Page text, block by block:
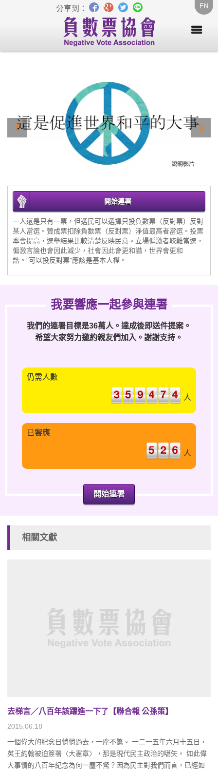
EN
分享到：
開始連署
一人還是只有一票，但選民可以選擇只投負數票（反對票）反對
某人當選。贊成票扣除負數票（反對票）淨值最高者當選。投票
率會提高，選舉結果比較清楚反映民意。立場偏激者較難當選，
偏激言論也會因此減少，社會因此會更和諧，世界會更和
諧。"可以投反對票"應該是基本人權。
我要響應一起參與連署
我們的連署目標是36萬人。達成後即送件提案。
希望大家努力邀約親友們加入。謝謝支持。
仍需人數
人
已響應
人
開始連署
相關文獻
去梯言／八百年該躍進一下了【聯合報 公孫策】
2015.06.18
一個偉大的紀念日悄悄過去，一塵不驚。 一二一五年六月十五日，
英王約翰被迫簽署〈大憲章〉，那是現代民主政治的嚆矢。 如此偉
大事情的八百年紀念為何一塵不驚？因為民主對我們而言，已經如